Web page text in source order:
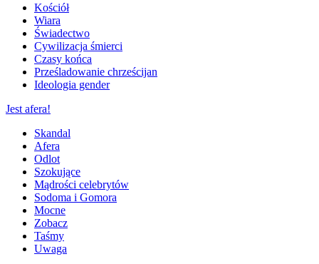
Kościół
Wiara
Świadectwo
Cywilizacja śmierci
Czasy końca
Prześladowanie chrześcijan
Ideologia gender
Jest afera!
Skandal
Afera
Odlot
Szokujące
Mądrości celebrytów
Sodoma i Gomora
Mocne
Zobacz
Taśmy
Uwaga